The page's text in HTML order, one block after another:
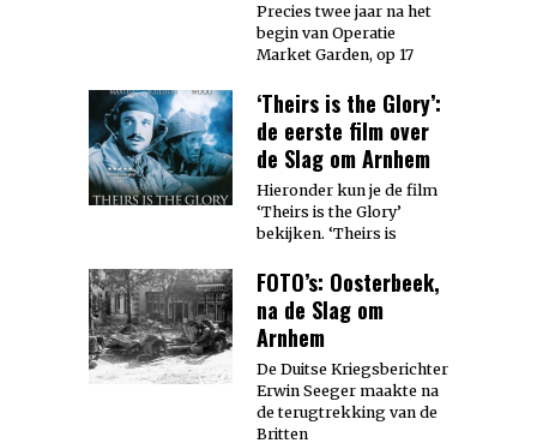
Precies twee jaar na het
begin van Operatie
Market Garden, op 17
‘Theirs is the Glory’:
de eerste film over
de Slag om Arnhem
Hieronder kun je de film
‘Theirs is the Glory’
bekijken. ‘Theirs is
FOTO’s: Oosterbeek,
na de Slag om
Arnhem
De Duitse Kriegsberichter
Erwin Seeger maakte na
de terugtrekking van de
Britten